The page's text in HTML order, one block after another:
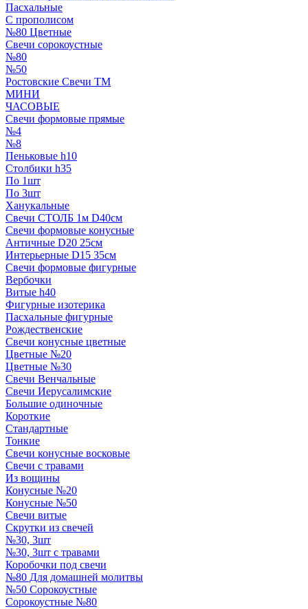
Пасхальные
С прополисом
№80 Цветные
Свечи сорокоустные
№80
№50
Ростовские Свечи ТМ
МИНИ
ЧАСОВЫЕ
Свечи формовые прямые
№4
№8
Пеньковые h10
Столбики h35
По 1шт
По 3шт
Ханукальные
Свечи СТОЛБ 1м D40см
Свечи формовые конусные
Античные D20 25см
Интерьерные D15 35см
Свечи формовые фигурные
Вербочки
Витые h40
Фигурные изотерика
Пасхальные фигурные
Рождественские
Свечи конусные цветные
Цветные №20
Цветные №30
Свечи Венчальные
Свечи Иерусалимские
Большие одиночные
Короткие
Стандартные
Тонкие
Свечи конусные восковые
Свечи с травами
Из вощины
Конусные №20
Конусные №50
Свечи витые
Скрутки из свечей
№30, 3шт
№30, 3шт с травами
Коробочки под свечи
№80 Для домашней молитвы
№50 Сорокоустные
Сорокоустные №80